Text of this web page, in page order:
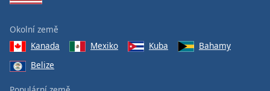
Okolní země
Kanada
Mexiko Kuba
Bahamy
Belize